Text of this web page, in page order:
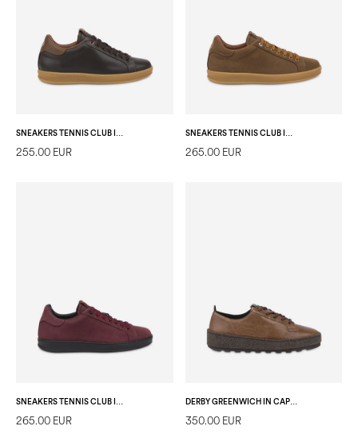
SNEAKERS TENNIS CLUB IN VITELLO T.MORO
255.00 EUR
SNEAKERS TENNIS CLUB IN NABUK TAUPE
265.00 EUR
SNEAKERS TENNIS CLUB IN NABUK BORDEAUX
265.00 EUR
DERBY GREENWICH IN CAPRA PULL UP T.MORO
350.00 EUR